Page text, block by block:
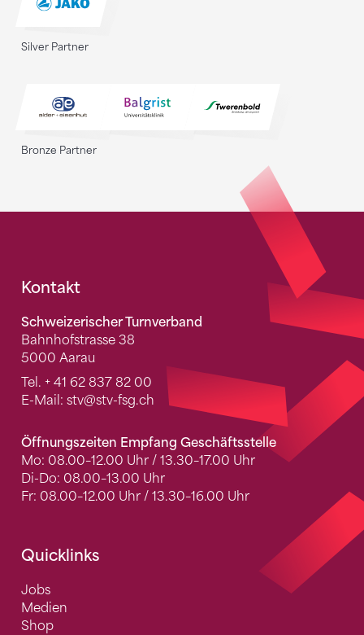
Silver Partner
Bronze Partner
Fusszeile
Kontakt
Schweizerischer Turnverband
Bahnhofstrasse 38
5000 Aarau
Tel. + 41 62 837 82 00
E-Mail: stv@stv-fsg.ch
Öffnungszeiten Empfang Geschäftsstelle
Mo: 08.00–12.00 Uhr / 13.30–17.00 Uhr
Di-Do: 08.00–13.00 Uhr
Fr: 08.00–12.00 Uhr / 13.30–16.00 Uhr
Quicklinks
Jobs
Medien
Shop